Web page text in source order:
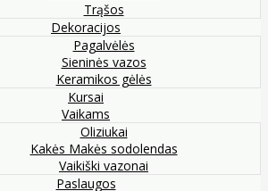
Trąšos
Dekoracijos
Pagalvėlės
Sieninės vazos
Keramikos gėlės
Kursai
Vaikams
Oliziukai
Kakės Makės sodolendas
Vaikiški vazonai
Paslaugos